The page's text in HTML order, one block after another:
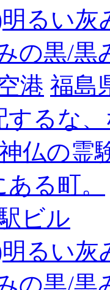
るい灰
の黒/黒
港 福島
するな
仏の霊
る町。
ビル
るい灰
の黒/黒